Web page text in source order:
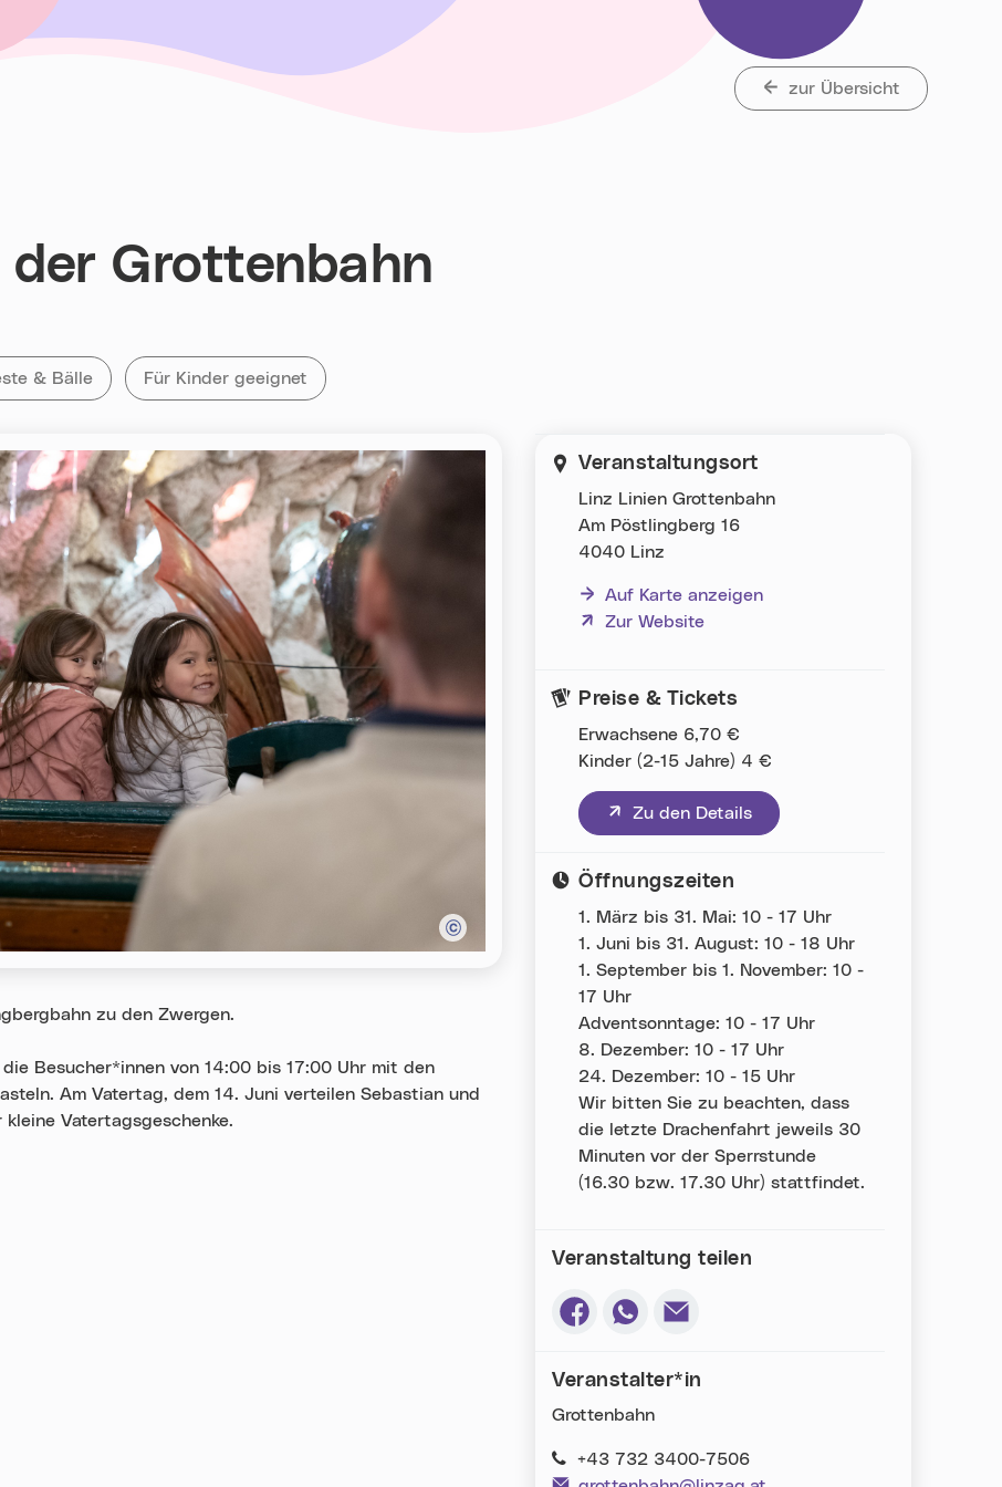
zur Übersicht
Grottenbahn
Veranstaltungen mit dem Tag
& Bälle Alle Veranstaltungen mit „Für Kinder geeignet„
Für Kinder geeignet
zu den Zwergen.
Besucher*innen von 14:00 bis 17:00 Uhr mit den
Am Vatertag, dem 14. Juni verteilen Sebastian und
Vatertagsgeschenke.
Veranstaltungsort
Linz Linien Grottenbahn
Am Pöstlingberg 16
4040 Linz
Auf Karte anzeigen
Zur Website
(neues Fenster)
Preise & Tickets
Erwachsene 6,70 €
Kinder (2-15 Jahre) 4 €
Zu den Details
(neues Fenster)
Öffnungszeiten
1. März bis 31. Mai: 10 - 17 Uhr
1. Juni bis 31. August: 10 - 18 Uhr
1. September bis 1. November: 10 -
17 Uhr
Adventsonntage: 10 - 17 Uhr
8. Dezember: 10 - 17 Uhr
24. Dezember: 10 - 15 Uhr
Wir bitten Sie zu beachten, dass
die letzte Drachenfahrt jeweils 30
Minuten vor der Sperrstunde
(16.30 bzw. 17.30 Uhr) stattfindet.
Veranstaltung teilen
Veranstalter*in
Grottenbahn
+43 732 3400-7506